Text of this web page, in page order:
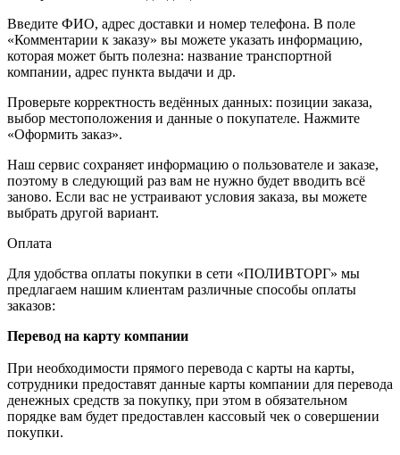
Введите ФИО, адрес доставки и номер телефона. В поле
«Комментарии к заказу» вы можете указать информацию,
которая может быть полезна: название транспортной
компании, адрес пункта выдачи и др.
Проверьте корректность ведённых данных: позиции заказа,
выбор местоположения и данные о покупателе. Нажмите
«Оформить заказ».
Наш сервис сохраняет информацию о пользователе и заказе,
поэтому в следующий раз вам не нужно будет вводить всё
заново. Если вас не устраивают условия заказа, вы можете
выбрать другой вариант.
Оплата
Для удобства оплаты покупки в сети «ПОЛИВТОРГ» мы
предлагаем нашим клиентам различные способы оплаты
заказов:
Перевод на карту компании
При необходимости прямого перевода с карты на карты,
сотрудники предоставят данные карты компании для перевода
денежных средств за покупку, при этом в обязательном
порядке вам будет предоставлен кассовый чек о совершении
покупки.